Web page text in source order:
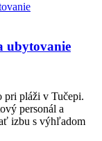
ubytovanie
pri pláži v Tučepi.
personál a
izbu s výhľadom